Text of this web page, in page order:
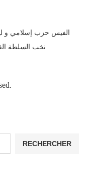
الفيس حزب إسلامي و
نخب السلطة
RECHERCHER